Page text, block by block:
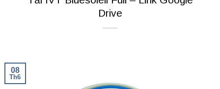
Drive
08
Th6